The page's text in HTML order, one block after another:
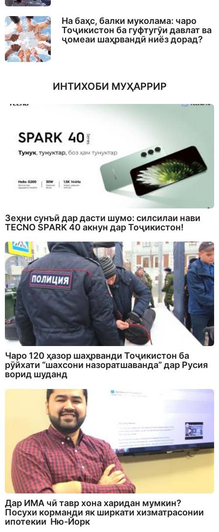
На баҳс, балки муколама: чаро
Тоҷикистон ба гуфтугӯи давлат ва
ҷомеаи шаҳрвандӣ ниёз дорад?
ИНТИХОБИ МУҲАРРИР
Зеҳни сунъӣ дар дасти шумо: силсилаи нави
TECNO SPARK 40 акнун дар Тоҷикистон!
Чаро 120 ҳазор шаҳрванди Тоҷикистон ба
рӯйхати “шахсони назоратшаванда” дар Русия
ворид шуданд
Дар ИМА чӣ тавр хона харидан мумкин?
Посухи корманди як ширкати хизматрасонии
ипотекии Ню-Йорк